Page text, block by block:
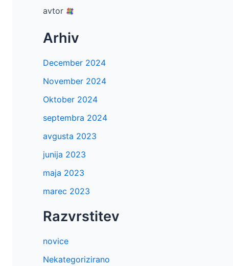
avtor
Arhiv
December 2024
November 2024
Oktober 2024
septembra 2024
avgusta 2023
junija 2023
maja 2023
marec 2023
Razvrstitev
novice
Nekategorizirano